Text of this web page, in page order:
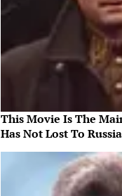
This Movie Is The
Has Not Lost To Russia